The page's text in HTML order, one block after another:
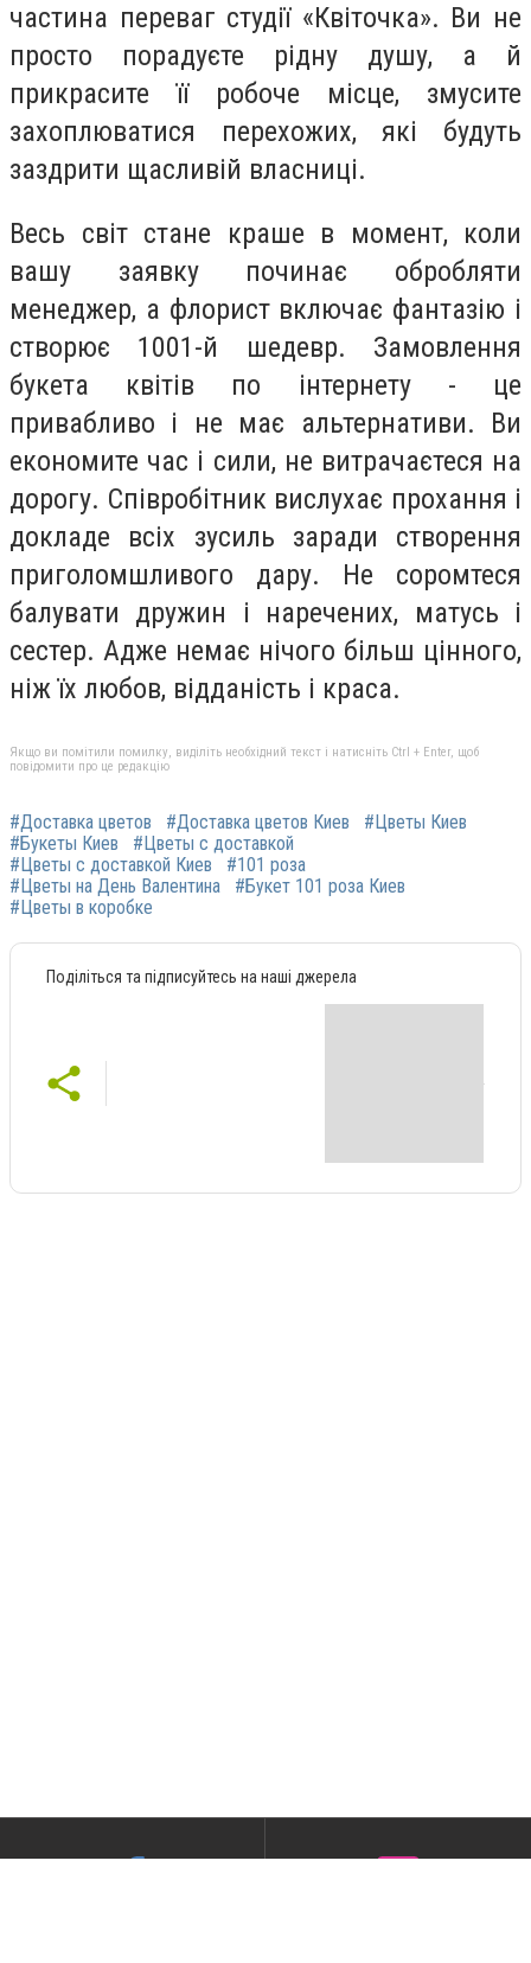
частина переваг студії «Квіточка». Ви не
просто порадуєте рідну душу, а й
прикрасите її робоче місце, змусите
захоплюватися перехожих, які будуть
заздрити щасливій власниці.
Весь світ стане краше в момент, коли
вашу заявку починає обробляти
менеджер, а флорист включає фантазію і
створює 1001-й шедевр. Замовлення
букета квітів по інтернету - це
привабливо і не має альтернативи. Ви
економите час і сили, не витрачаєтеся на
дорогу. Співробітник вислухає прохання і
докладе всіх зусиль заради створення
приголомшливого дару. Не соромтеся
балувати дружин і наречених, матусь і
сестер. Адже немає нічого більш цінного,
ніж їх любов, відданість і краса.
Якщо ви помітили помилку, виділіть необхідний текст і натисніть Ctrl + Enter, щоб
повідомити про це редакцію
#Доставка цветов #Доставка цветов Киев
#Цветы Киев
#Букеты Киев
#Цветы с доставкой
#Цветы с доставкой Киев
#101 роза
#Цветы на День Валентина
#Букет 101 роза Киев
#Цветы в коробке
Поділіться та підписуйтесь на наші джерела